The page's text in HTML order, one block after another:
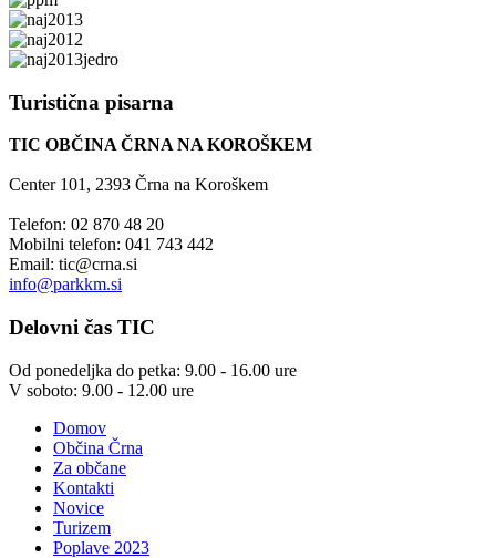
Turistična pisarna
TIC OBČINA ČRNA NA KOROŠKEM
Center 101, 2393 Črna na Koroškem
Telefon: 02 870 48 20
Mobilni telefon: 041 743 442
Email: tic@crna.si
info@parkkm.si
Delovni čas TIC
Od ponedeljka do petka: 9.00 - 16.00 ure
V soboto: 9.00 - 12.00 ure
Domov
Občina Črna
Za občane
Kontakti
Novice
Turizem
Poplave 2023